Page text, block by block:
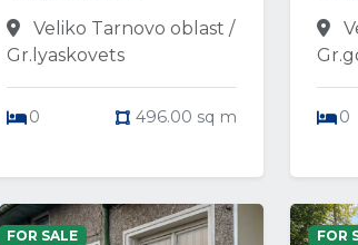
Veliko Tarnovo oblast /
Gr.lyaskovets
0 496.00 sq m 0
FOR SALE FOR